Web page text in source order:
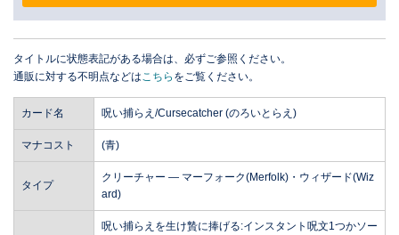
タイトルに状態表記がある場合は、必ずご参照ください。
通販に対する不明点などは こちら をご覧ください。
カード名 呪い捕らえ/Cursecatcher (のろいとらえ)
マナコスト (青)
タイプ
クリーチャー ― マーフォーク(Merfolk)・ウィザード(Wiz
ard)
呪い捕らえを生け贄に捧げる:インスタント呪文1つかソー